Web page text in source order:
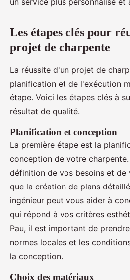
un service plus personnalisé et
Les étapes clés pour
projet de charpente
La réussite d'un projet de
planification et de l'exécution
étape. Voici les étapes clés à
résultat de qualité.
Planification et conception
La première étape est la
conception de votre
définition de vos besoins et de
que la création de plans
ingénieur peut vous aider à
qui répond à vos critères
Pau, il est important de
normes locales et les
la conception.
Choix des matériaux